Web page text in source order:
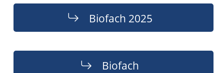
Biofach 2025
Biofach